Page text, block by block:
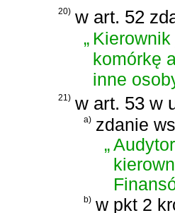
20) w art. 52
„
komórkę
inne
21) w art. 53 w
a) zdanie
„
b) w pkt 2